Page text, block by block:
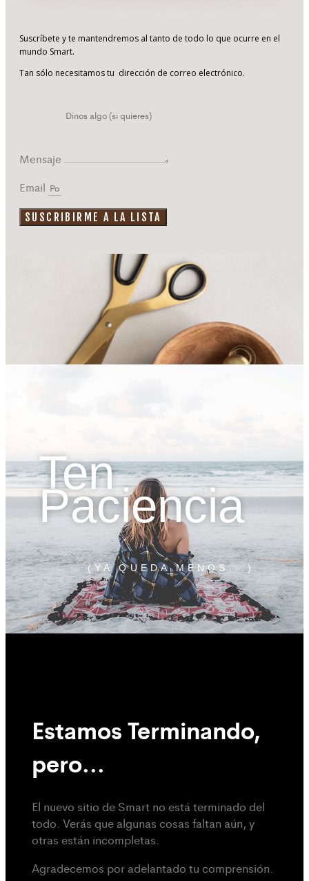
Suscríbete y te mantendremos al tanto de todo lo que ocurre en el
mundo Smart.
Tan sólo necesitamos tu dirección de correo electrónico.
Mensaje
Email
SUSCRIBIRME A LA LISTA
Ten
Paciencia
(YA QUEDA MENOS...)
Estamos Terminando,
pero...
El nuevo sitio de Smart no está terminado del
todo. Verás que algunas cosas faltan aún, y
otras están incompletas.
Agradecemos por adelantado tu comprensión.